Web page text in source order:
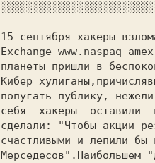
15 сентября хакеры
Exchange www.naspaq-
планеты пришли в
Кибер
попугать публику,
себя  хакеры  оставили
сделали: "Чтобы акции
счастливыми и лепили
Мерседесов".Наибольшем